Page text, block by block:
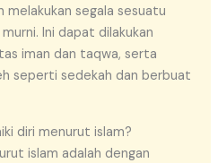
melakukan segala sesuatu
Ini dapat dilakukan
iman dan taqwa, serta
seperti sedekah dan berbuat
diri menurut islam?
islam adalah dengan